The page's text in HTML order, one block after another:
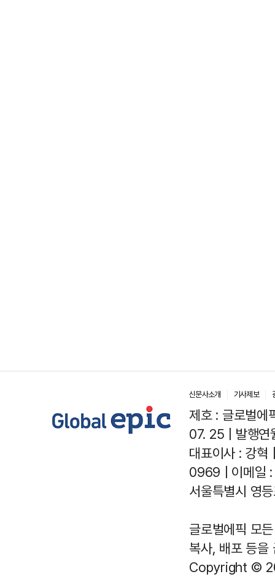
신문사소개 기사제보
제호 : 글로벌
07. 25 | 발행연
대표이사 : 강
0969 | 이메일
서울특별시 영
글로벌에픽 모
복사, 배포 등을
Copyright ©